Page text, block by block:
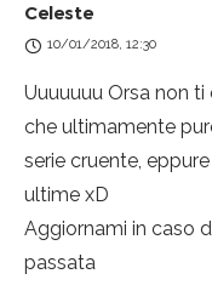
Celeste
10/01/2018, 12:30
Uuuuuuu Orsa non
che ultimamente
serie cruente,
ultime xD
Aggiornami in caso
passata